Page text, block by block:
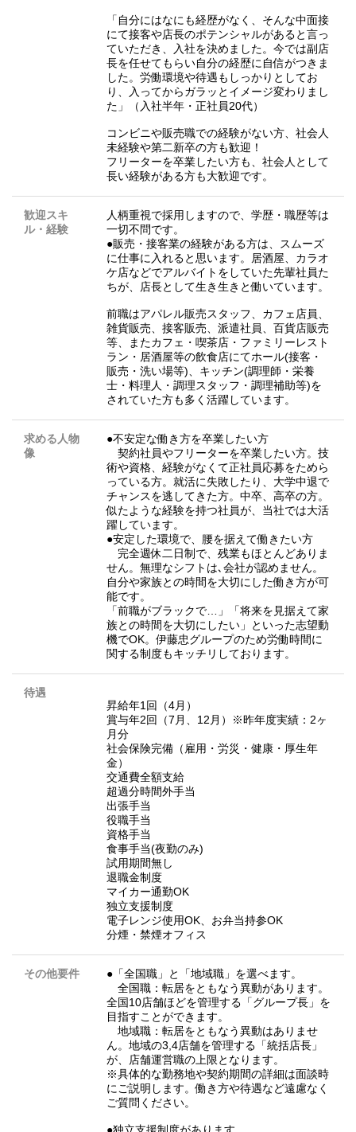
「自分にはなにも経歴がなく、そんな中面接
にて接客や店長のポテンシャルがあると言っ
ていただき、入社を決めました。今では副店
長を任せてもらい自分の経歴に自信がつきま
した。労働環境や待遇もしっかりとしてお
り、入ってからガラッとイメージ変わりまし
た」（入社半年・正社員20代）
コンビニや販売職での経験がない方、社会人
未経験や第二新卒の方も歓迎！
フリーターを卒業したい方も、社会人として
長い経験がある方も大歓迎です。
歓迎スキ
ル・経験
人柄重視で採用しますので、学歴・職歴等は
一切不問です。
●販売・接客業の経験がある方は、スムーズ
に仕事に入れると思います。居酒屋、カラオ
ケ店などでアルバイトをしていた先輩社員た
ちが、店長として生き生きと働いています。
前職はアパレル販売スタッフ、カフェ店員、
雑貨販売、接客販売、派遣社員、百貨店販売
等、またカフェ・喫茶店・ファミリーレスト
ラン・居酒屋等の飲食店にてホール(接客・
販売・洗い場等)、キッチン(調理師・栄養
士・料理人・調理スタッフ・調理補助等)を
されていた方も多く活躍しています。
求める人物
像
●不安定な働き方を卒業したい方
契約社員やフリーターを卒業したい方。技
術や資格、経験がなくて正社員応募をためら
っている方。就活に失敗したり、大学中退で
チャンスを逃してきた方。中卒、高卒の方。
似たような経験を持つ社員が、当社では大活
躍しています。
●安定した環境で、腰を据えて働きたい方
完全週休二日制で、残業もほとんどありま
せん。無理なシフトは､会社が認めません。
自分や家族との時間を大切にした働き方が可
能です。
「前職がブラックで…」「将来を見据えて家
族との時間を大切にしたい」といった志望動
機でOK。伊藤忠グループのため労働時間に
関する制度もキッチリしております。
待遇
昇給年1回（4月）
賞与年2回（7月、12月）※昨年度実績：2ヶ
月分
社会保険完備（雇用・労災・健康・厚生年
金）
交通費全額支給
超過分時間外手当
出張手当
役職手当
資格手当
食事手当(夜勤のみ)
試用期間無し
退職金制度
マイカー通勤OK
独立支援制度
電子レンジ使用OK、お弁当持参OK
分煙・禁煙オフィス
その他要件
●「全国職」と「地域職」を選べます。
全国職：転居をともなう異動があります。
全国10店舗ほどを管理する「グループ長」を
目指すことができます。
地域職：転居をともなう異動はありませ
ん。地域の3,4店舗を管理する「統括店長」
が、店舗運営職の上限となります。
※具体的な勤務地や契約期間の詳細は面談時
にご説明します。働き方や待遇など遠慮なく
ご質問ください。